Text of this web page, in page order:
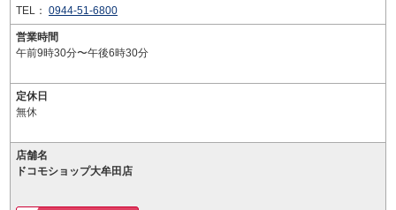
TEL： 0944-51-6800
営業時間
午前9時30分〜午後6時30分
定休日
無休
店舗名
ドコモショップ大牟田店